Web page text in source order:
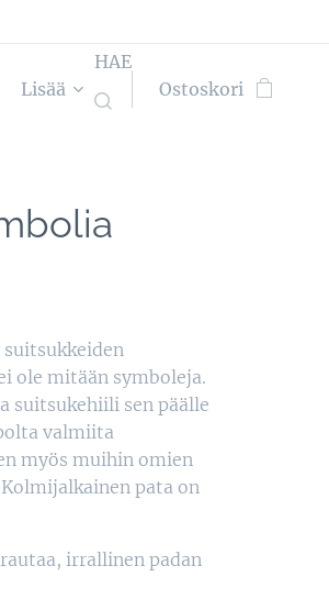
Lisää
HAE
Ostoskori
ole mitään symboleja.
suitsukehiili sen päälle
valmiita
myös muihin omien
pata on
irrallinen padan